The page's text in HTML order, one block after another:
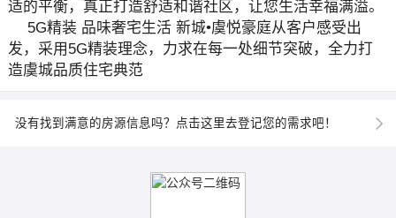
适的平衡，真正打造舒适和谐社区，让您生活幸福满溢。
5G精装 品味奢宅生活 新城•虞悦豪庭从客户感受出
发，采用5G精装理念，力求在每一处细节突破，全力打
造虞城品质住宅典范
没有找到满意的房源信息吗？点击这里去登记您的需求吧！